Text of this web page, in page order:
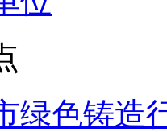
绿色铸造